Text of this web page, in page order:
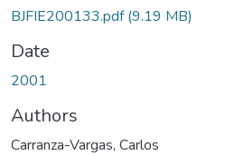
BJFIE200133.pdf(9.19 MB)
Date
2001
Authors
Carranza-Vargas, Carlos